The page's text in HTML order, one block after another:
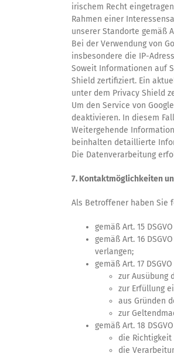
irischem Recht
Rahmen einer
unserer Standorte gemäß
Bei der Verwendung von
insbesondere die IP-
Soweit Informationen auf
Shield zertifiziert. Ein
unter dem Privacy Shield
Um den Service von
deaktivieren. In diesem
Weitergehende
beinhalten detaillierte
Die Datenverarbeitung
7. Kontaktmöglichkeiten
Als Betroffener haben Sie
gemäß Art. 15
gemäß Art. 16
verlangen;
gemäß Art. 17
zur Ausübung
zur Erfüllung
aus Gründen
zur
gemäß Art. 18
die
die